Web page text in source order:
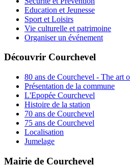
Education et Jeunesse
Sport et Loisirs
Vie culturelle et patrimoine
Organiser un événement
Découvrir Courchevel
80 ans de Courchevel - The art
Présentation de la commune
L'Epopée Courchevel
Histoire de la station
70 ans de Courchevel
75 ans de Courchevel
Localisation
Jumelage
Mairie de Courchevel